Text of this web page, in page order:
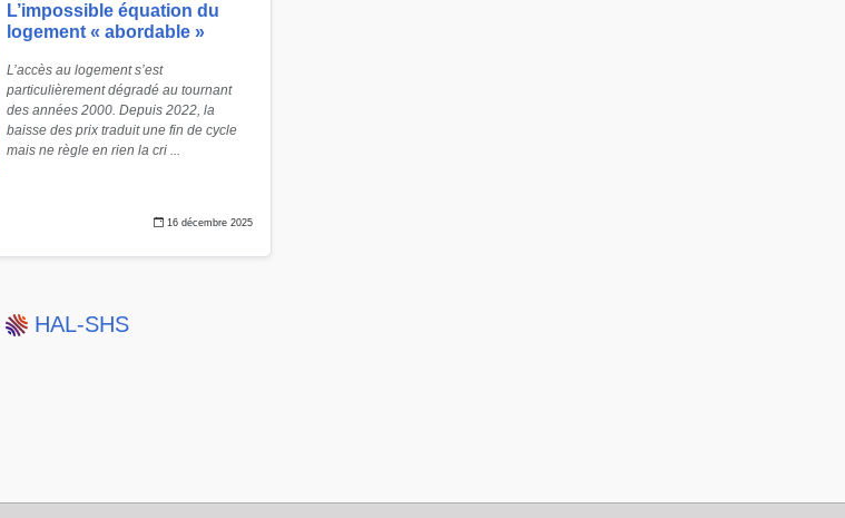
L’impossible équation du
logement « abordable »
L’accès au logement s’est
particulièrement dégradé au tournant
des années 2000. Depuis 2022, la
baisse des prix traduit une fin de cycle
mais ne règle en rien la cri ...
16 décembre 2025
HAL-SHS